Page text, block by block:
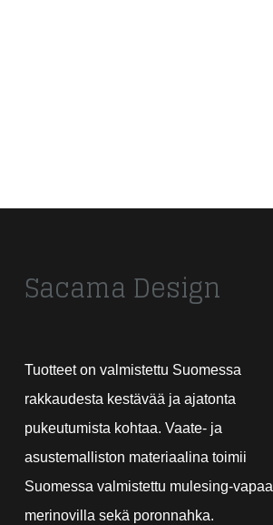
Sacama Design
Tuotteet on valmistettu Suomessa
rakkaudesta kestävää ja ajatonta
pukeutumista kohtaa. Vaate- ja
asustemalliston materiaalina toimii
Suomessa valmistettu mulesing-vapaa
merinovilla sekä poronnahka.